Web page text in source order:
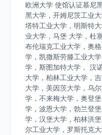
欧洲大学 使馆认证慕尼
黑大学，开姆尼茨工业
塔特工业大学，明斯特
业大学，马堡 大学，杜
布伦瑞克工业大学，奥
学，凯撒斯劳滕工业大
学，斯图加特大学， 汉
大学，柏林工业大学，
大学，美因茨大学，乌
学，不来梅大学，奥登
学，波恩大学，勃兰登
学，汉堡大学，柏林洪
尔工业大学，罗斯托克